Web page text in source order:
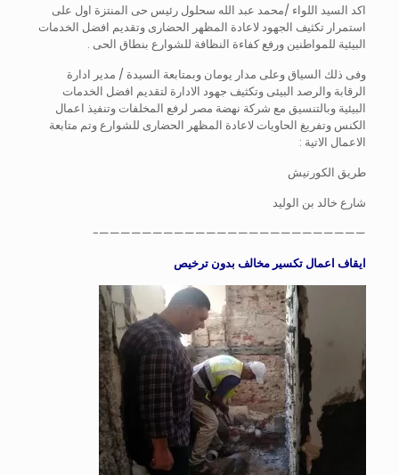
اكد السيد اللواء /محمد عبد الله سحلول رئيس حى المنتزة اول على
استمرار تكثيف الجهود لاعادة المظهر الحضارى وتقديم افضل الخدمات
البيئية للمواطنين ورفع كفاءة النظافة للشوارع بنطاق الحى .
وفى ذلك السياق وعلى مدار يومان وبمتابعة السيدة / مدير ادارة
الرقابة والرصد البيئى وتكثيف جهود الادارة لتقديم افضل الخدمات
البيئية وبالتنسيق مع شركة نهضة مصر لرفع المخلفات وتنفيذ اعمال
الكنس وتفريغ الحاويات لاعادة المظهر الحضارى للشوارع وتم متابعة
الاعمال الاتية :
طريق الكورنيش
شارع خالد بن الوليد
—————————————————————————-
ايقاف اعمال تكسير مخالف بدون ترخيص